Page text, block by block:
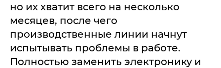
но их хватит всего на несколько
месяцев, после чего
производственные линии начнут
испытывать проблемы в работе.
Полностью заменить электронику и